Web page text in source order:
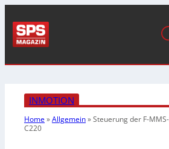
INMOTION
Home»Allgemein»Steuerung der F-
C220